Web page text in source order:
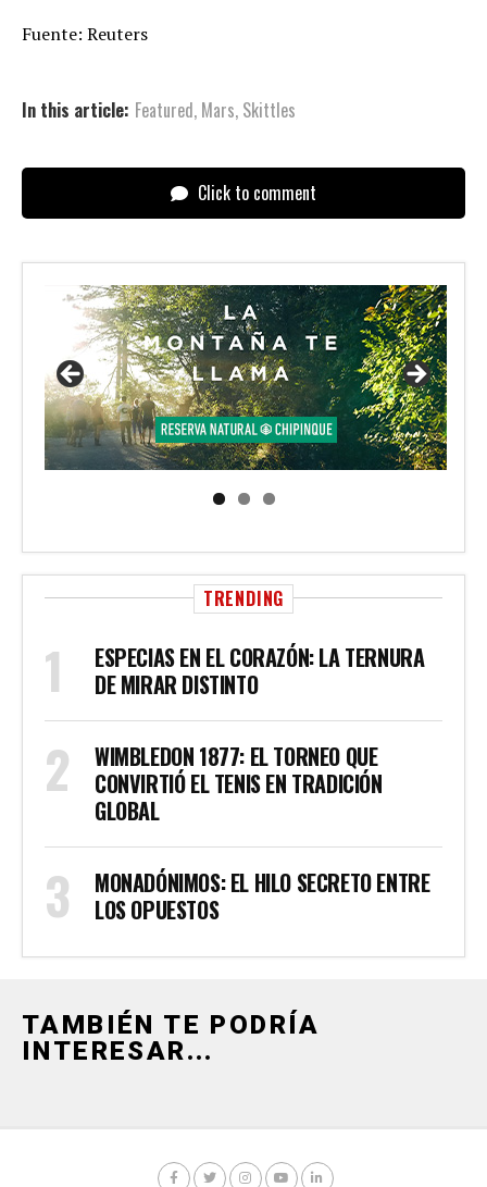
Fuente: Reuters
In this article: Featured, Mars, Skittles
Click to comment
TRENDING
ESPECIAS EN EL CORAZÓN: LA TERNURA
DE MIRAR DISTINTO
WIMBLEDON 1877: EL TORNEO QUE
CONVIRTIÓ EL TENIS EN TRADICIÓN
GLOBAL
MONADÓNIMOS: EL HILO SECRETO ENTRE
LOS OPUESTOS
TAMBIÉN TE PODRÍA
INTERESAR...